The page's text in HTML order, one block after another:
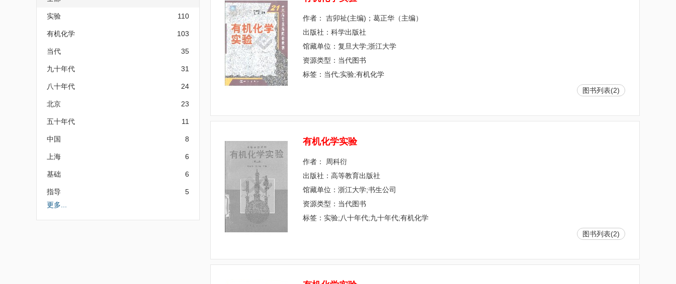
实验 110
有机化学 103
当代 35
九十年代 31
八十年代 24
北京 23
五十年代 11
中国 8
上海 6
基础 6
指导
5
更多...
作者： 吉卯祉(主编)；葛正华（主编）
出版社：科学出版社
馆藏单位：复旦大学;浙江大学
资源类型：当代图书
标签：当代;实验;有机化学
图书列表(2)
有机化学实验
作者： 周科衍
出版社：高等教育出版社
馆藏单位：浙江大学;书生公司
资源类型：当代图书
标签：实验;八十年代;九十年代;有机化学
图书列表(2)